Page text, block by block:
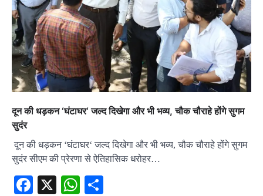
दून की धड़कन ‘घंटाघर‘ जल्द दिखेगा और भी भव्य, चौक चौराहे होंगे सुगम
सुदंर
दून की धड़कन ‘घंटाघर‘ जल्द दिखेगा और भी भव्य, चौक चौराहे होंगे सुगम
सुदंर सीएम की प्रेरणा से ऐतिहासिक धरोहर…
Facebook
X WhatsApp